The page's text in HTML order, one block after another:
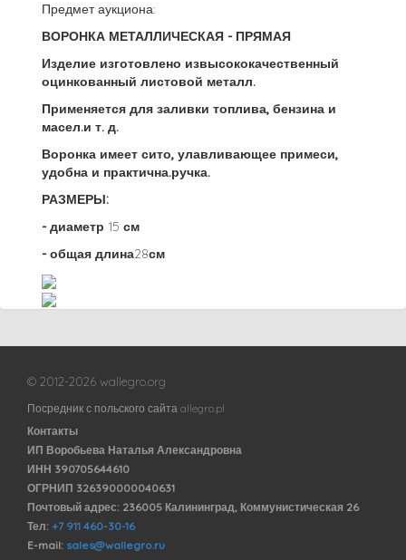
Предмет аукциона:
ВОРОНКА МЕТАЛЛИЧЕСКАЯ - ПРЯМАЯ
Изделие изготовлено извысококачественный
оцинкованный листовой металл.
Применяется для заливки топлива, бензина и
масел.и т. д.
Воронка имеет сито, улавливающее примеси,
удобна и практична.ручка.
РАЗМЕРЫ:
- диаметр 15 см
- общая длина28см
© 2012-2026 wallegro.org
Посредник с польского сайта allegro.pl
Контакты
ИП Воробьева Наталья Александровна
ИНН 390705644610
ОГРНИП 326390000040631
Почтовый адрес: 236005 Калининград, Коммунистическая 26
Тел: +7 911 460-30-16
E-mail: sales@wallegro.ru